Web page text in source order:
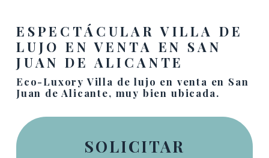
ESPECTÁCULAR VILLA DE
LUJO EN VENTA EN SAN
JUAN DE ALICANTE
Eco-Luxory Villa de lujo en venta en San
Juan de Alicante, muy bien ubicada.
SOLICITAR